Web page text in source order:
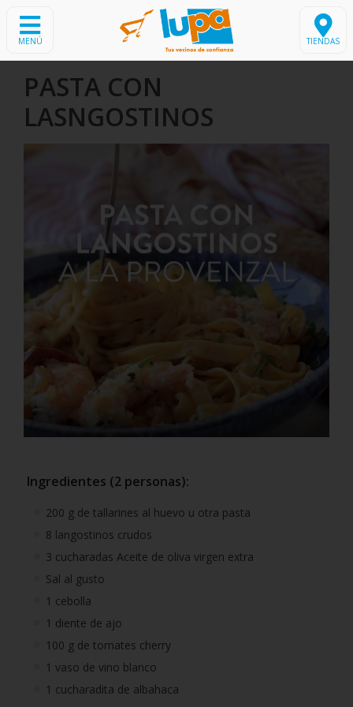
MENÚ TIENDAS
PASTA CON
LASNGOSTINOS
Ingredientes (2 personas):
200 g de tallarines al huevo u otra pasta
8 langostinos crudos
3 cucharadas Aceite de oliva virgen extra
Sal al gusto
1 cebolla
1 diente de ajo
100 g de tomates cherry
1 vaso de vino blanco
1 cucharadita de albahaca